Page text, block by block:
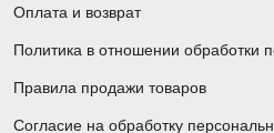
Оплата и возврат
Политика в отношении обработки
Правила продажи товаров
Согласие на обработку